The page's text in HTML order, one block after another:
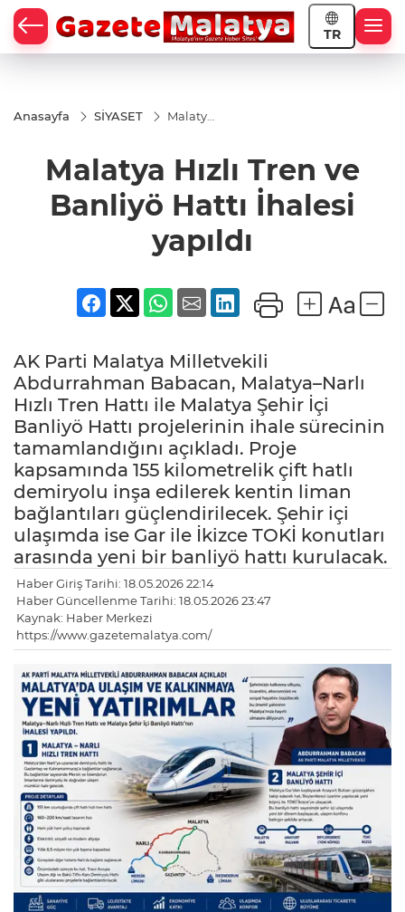
TR
Anasayfa SİYASET
Malatya
Banliyö
Hattı
yapıldı
Malatya Hızlı Tren ve
Banliyö Hattı İhalesi
yapıldı
AK Parti Malatya Milletvekili
Abdurrahman Babacan, Malatya–Narlı
Hızlı Tren Hattı ile Malatya Şehir İçi
Banliyö Hattı projelerinin ihale sürecinin
tamamlandığını açıkladı. Proje
kapsamında 155 kilometrelik çift hatlı
demiryolu inşa edilerek kentin liman
bağlantıları güçlendirilecek. Şehir içi
ulaşımda ise Gar ile İkizce TOKİ konutları
arasında yeni bir banliyö hattı kurulacak.
Haber Giriş Tarihi: 18.05.2026 22:14
Haber Güncellenme Tarihi: 18.05.2026 23:47
Kaynak: Haber Merkezi
https://www.gazetemalatya.com/